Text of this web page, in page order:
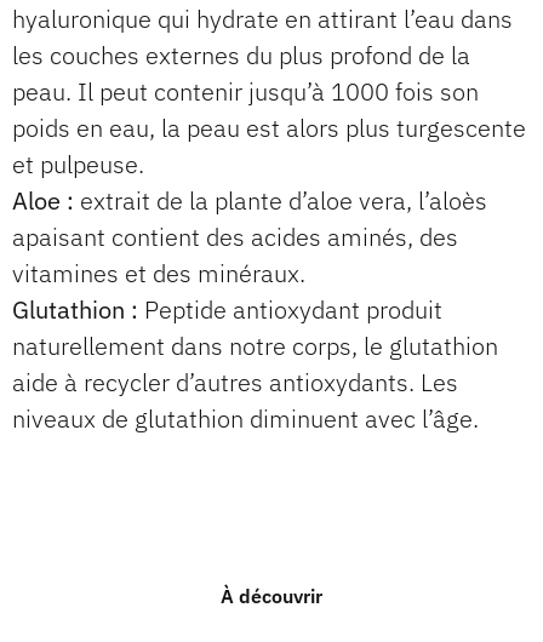
hyaluronique qui hydrate en attirant l’eau dans
les couches externes du plus profond de la
peau. Il peut contenir jusqu’à 1000 fois son
poids en eau, la peau est alors plus turgescente
et pulpeuse.
Aloe : extrait de la plante d’aloe vera, l’aloès
apaisant contient des acides aminés, des
vitamines et des minéraux.
Glutathion : Peptide antioxydant produit
naturellement dans notre corps, le glutathion
aide à recycler d’autres antioxydants. Les
niveaux de glutathion diminuent avec l’âge.
À découvrir